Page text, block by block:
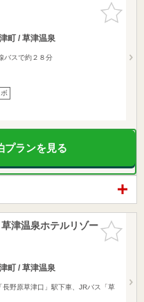
お気に入
りに追加
町 / 草津温泉
バスで約２８分
プランを見る
お気に入
りに追加
津温泉ホテルリゾー
町 / 草津温泉
長野原草津口」駅下車、JRバス「草